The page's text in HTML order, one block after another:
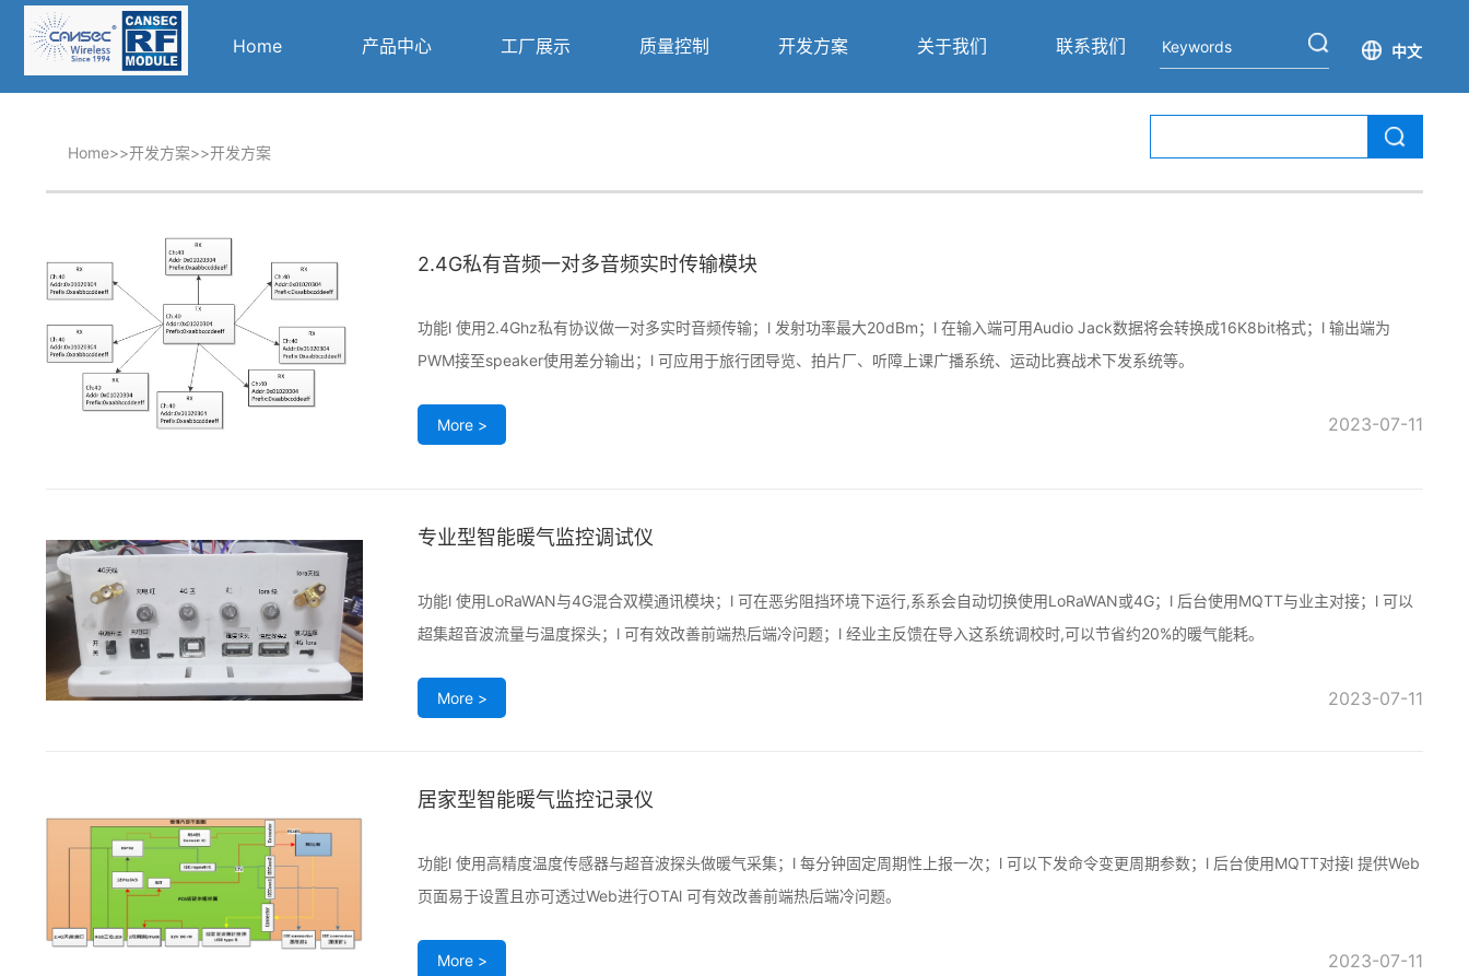
Home 产品中心 工厂展示 质量控制 开发方案 关于我们 联系我们 中文
Home>>开发方案>>开发方案
2.4G私有音频一对多音频实时传输模块
功能l 使用2.4Ghz私有协议做一对多实时音频传输；l 发射功率最大20dBm；l 在输入端可用Audio Jack数据将会转换成16K8bit格式；l 输出端为
PWM接至speaker使用差分输出；l 可应用于旅行团导览、拍片厂、听障上课广播系统、运动比赛战术下发系统等。
More > 2023-07-11
专业型智能暖气监控调试仪
功能l 使用LoRaWAN与4G混合双模通讯模块；l 可在恶劣阻挡环境下运行,系系会自动切换使用LoRaWAN或4G；l 后台使用MQTT与业主对接；l 可以
超集超音波流量与温度探头；l 可有效改善前端热后端冷问题；l 经业主反馈在导入这系统调校时,可以节省约20%的暖气能耗。
More > 2023-07-11
居家型智能暖气监控记录仪
功能l 使用高精度温度传感器与超音波探头做暖气采集；l 每分钟固定周期性上报一次；l 可以下发命令变更周期参数；l 后台使用MQTT对接l 提供Web
页面易于设置且亦可透过Web进行OTAl 可有效改善前端热后端冷问题。
More > 2023-07-11